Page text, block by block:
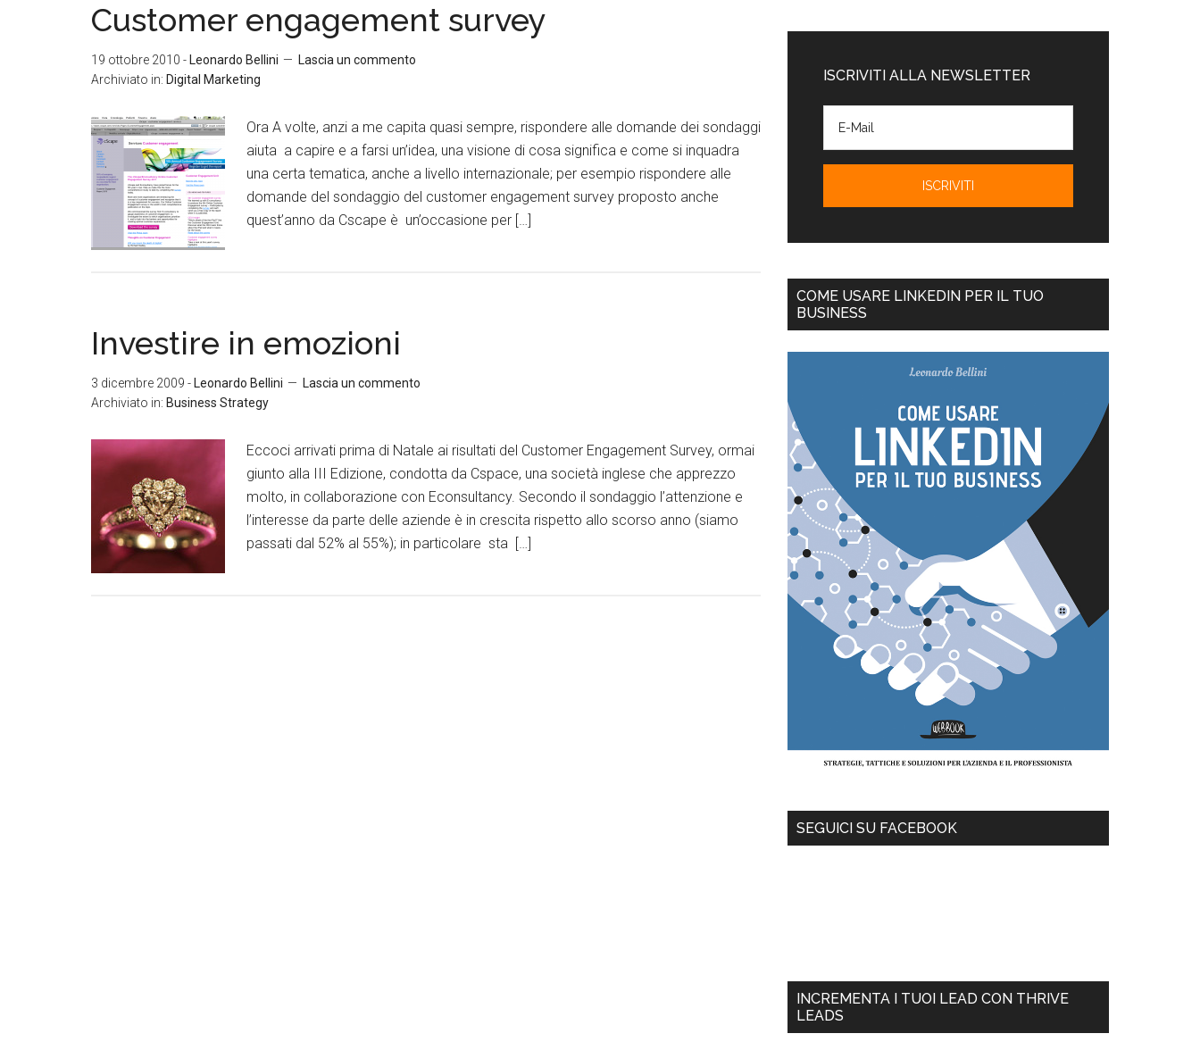
Customer engagement survey
19 ottobre 2010 - Leonardo Bellini
Lascia un commento
Archiviato in: Digital Marketing
Ora A volte, anzi a me capita quasi sempre, rispondere alle domande dei sondaggi
aiuta a capire e a farsi un’idea, una visione di cosa significa e come si inquadra
una certa tematica, anche a livello internazionale; per esempio rispondere alle
domande del sondaggio del customer engagement survey proposto anche
quest’anno da Cscape è un’occasione per […]
Investire in emozioni
3 dicembre 2009 - Leonardo Bellini
Lascia un commento
Archiviato in: Business Strategy
Eccoci arrivati prima di Natale ai risultati del Customer Engagement Survey, ormai
giunto alla III Edizione, condotta da Cspace, una società inglese che apprezzo
molto, in collaborazione con Econsultancy. Secondo il sondaggio l’attenzione e
l’interesse da parte delle aziende è in crescita rispetto allo scorso anno (siamo
passati dal 52% al 55%); in particolare sta […]
ISCRIVITI ALLA NEWSLETTER
COME USARE LINKEDIN PER IL TUO
BUSINESS
SEGUICI SU FACEBOOK
INCREMENTA I TUOI LEAD CON THRIVE
LEADS